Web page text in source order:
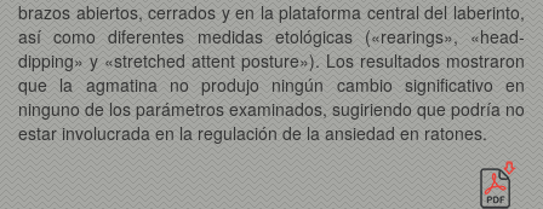
brazos abiertos, cerrados y en la plataforma central del laberinto,
así como diferentes medidas etológicas («rearings», «head-
dipping» y «stretched attent posture»). Los resultados mostraron
que la agmatina no produjo ningún cambio significativo en
ninguno de los parámetros examinados, sugiriendo que podría no
estar involucrada en la regulación de la ansiedad en ratones.